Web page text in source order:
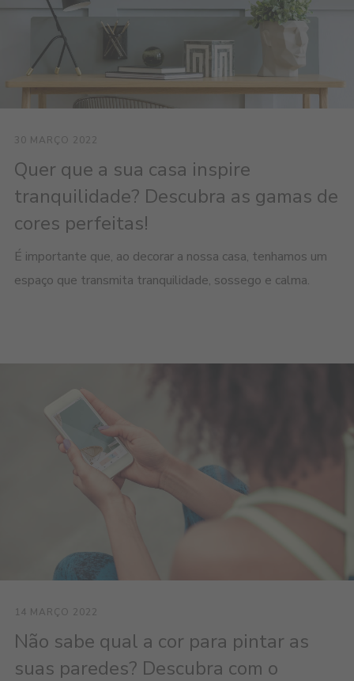
30 MARÇO 2022
Quer que a sua casa inspire
tranquilidade? Descubra as gamas de
cores perfeitas!
É importante que, ao decorar a nossa casa, tenhamos um
espaço que transmita tranquilidade, sossego e calma.
14 MARÇO 2022
Não sabe qual a cor para pintar as
suas paredes? Descubra com o